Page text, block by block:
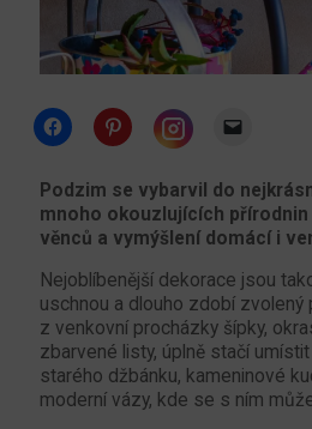
Click
to
Facebook
(Opens
in
new
window)
Click
to
Pinterest
(Opens
in
new
window)
share
on
Instagram
(Opens
in
new
window)
link
to
a
friend
(Opens
new
window)
Podzim se vybarvil do
mnoho okouzlujících
věnců a vymýšlení domácí i
Nejoblíbenější dekorace jsou
uschnou a dlouho zdobí
z venkovní procházky šípky,
zbarvené listy, úplně stačí
starého džbánku, kameninové
moderní vázy, kde se s ním